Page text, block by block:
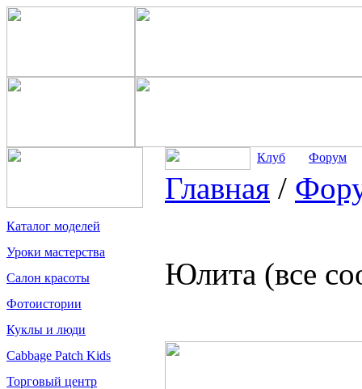
Каталог моделей
Уроки мастерства
Салон красоты
Фотоистории
Куклы и люди
Cabbage Patch Kids
Торговый центр
Клуб Форум
Главная /
Юлита (все